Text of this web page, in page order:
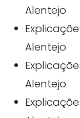
Alentejo
Alentejo
Alentejo